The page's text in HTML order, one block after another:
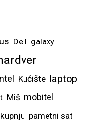
Dell galaxy
Kućište laptop
Miš mobitel
pametni sat